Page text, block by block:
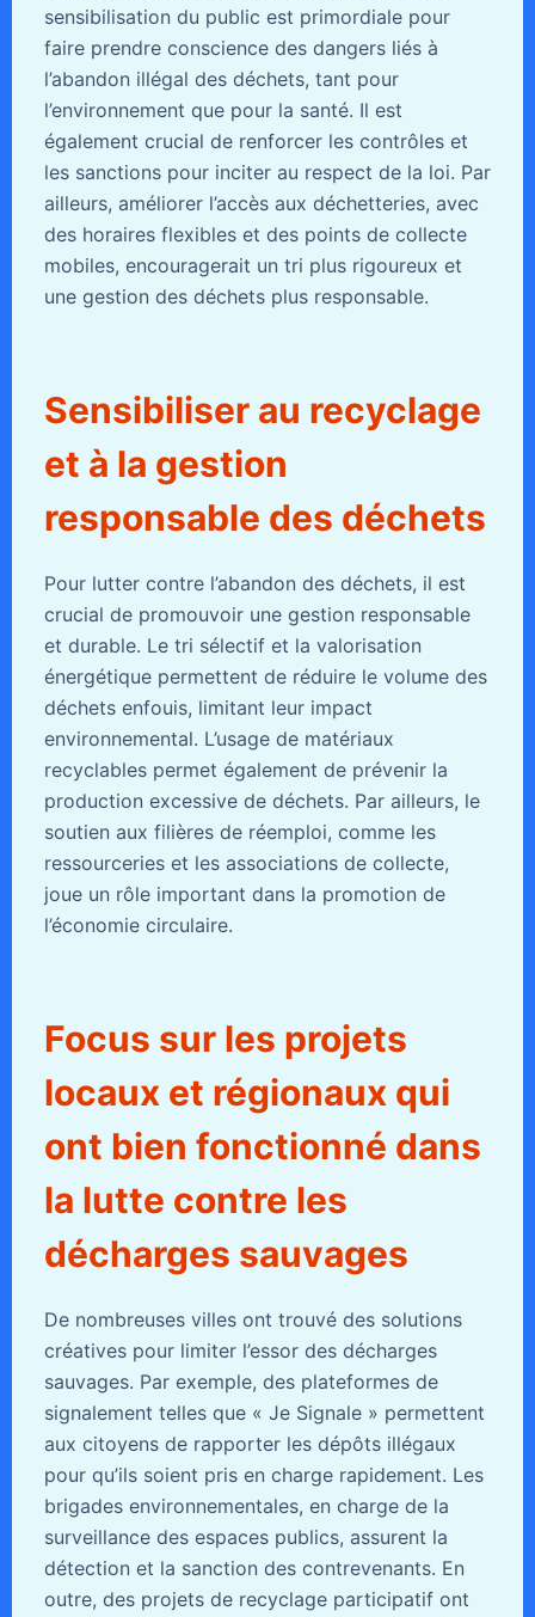
sensibilisation du public est primordiale pour
faire prendre conscience des dangers liés à
l’abandon illégal des déchets, tant pour
l’environnement que pour la santé. Il est
également crucial de renforcer les contrôles et
les sanctions pour inciter au respect de la loi. Par
ailleurs, améliorer l’accès aux déchetteries, avec
des horaires flexibles et des points de collecte
mobiles, encouragerait un tri plus rigoureux et
une gestion des déchets plus responsable.
Sensibiliser au recyclage
et à la gestion
responsable des déchets
Pour lutter contre l’abandon des déchets, il est
crucial de promouvoir une gestion responsable
et durable. Le tri sélectif et la valorisation
énergétique permettent de réduire le volume des
déchets enfouis, limitant leur impact
environnemental. L’usage de matériaux
recyclables permet également de prévenir la
production excessive de déchets. Par ailleurs, le
soutien aux filières de réemploi, comme les
ressourceries et les associations de collecte,
joue un rôle important dans la promotion de
l’économie circulaire.
Focus sur les projets
locaux et régionaux qui
ont bien fonctionné dans
la lutte contre les
décharges sauvages
De nombreuses villes ont trouvé des solutions
créatives pour limiter l’essor des décharges
sauvages. Par exemple, des plateformes de
signalement telles que « Je Signale » permettent
aux citoyens de rapporter les dépôts illégaux
pour qu’ils soient pris en charge rapidement. Les
brigades environnementales, en charge de la
surveillance des espaces publics, assurent la
détection et la sanction des contrevenants. En
outre, des projets de recyclage participatif ont